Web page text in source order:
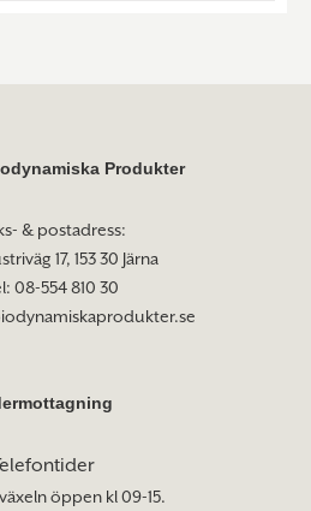
Produkter
& postadress:
17, 153 30 Järna
08-554 810 30
öppen kl 09-15.